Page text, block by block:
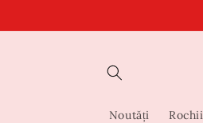
Noutăți Rochii